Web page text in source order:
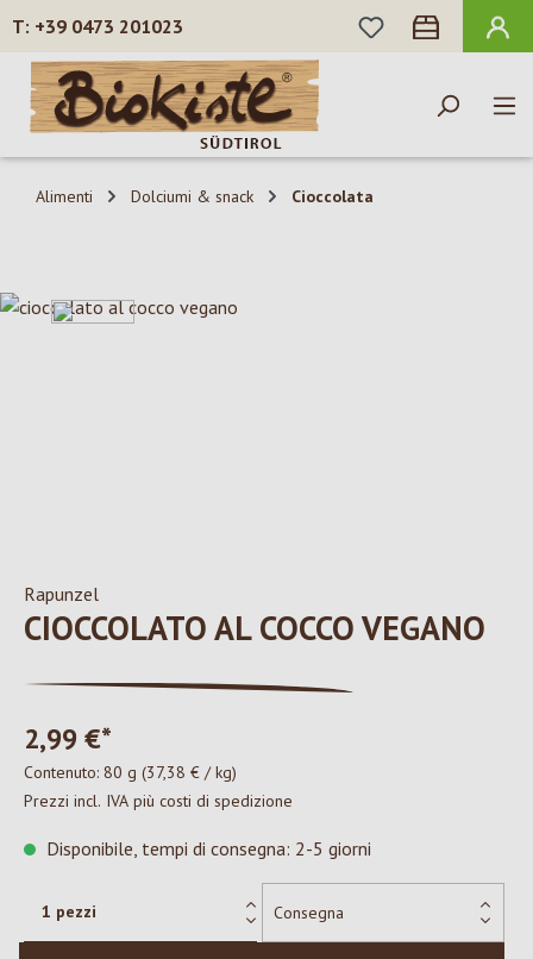
Passa al contenuto principale
+39 0473 201023
HAI 0 ARTICOLI
Alimenti Dolciumi & snack Cioccolata
Salta la galleria di immagini
Rapunzel
CIOCCOLATO AL COCCO VEGANO
2,99 €*
Contenuto: 80 g (37,38 € / kg)
Prezzi incl. IVA più costi di spedizione
Disponibile, tempi di consegna: 2-5 giorni